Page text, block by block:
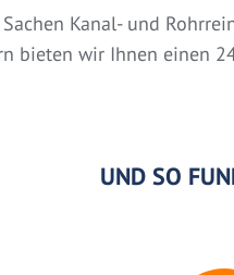
Kanal- und
bieten wir Ihnen einen
UND SO